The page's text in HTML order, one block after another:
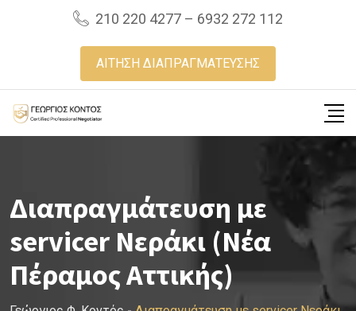
210 220 4277 – 6932 272 112
ΑΙΤΗΣΗ ΔΙΑΠΡΑΓΜΑΤΕΥΣΗΣ
Διαπραγμάτευση με
servicer Νεράκι (Νέα
Πέραμος Αττικής)